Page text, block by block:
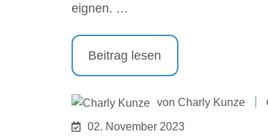
eignen. …
Beitrag lesen
vonCharly Kunze
02. November 2023